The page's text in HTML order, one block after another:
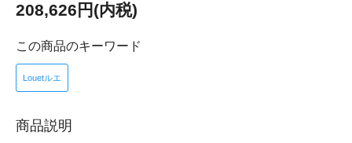
208,626円(内税)
この商品のキーワード
Louetルエ
商品説明